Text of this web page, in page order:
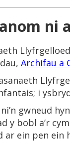
ni
Archifau a
i
gwneud
y bobl a’r
ar ein pen ein